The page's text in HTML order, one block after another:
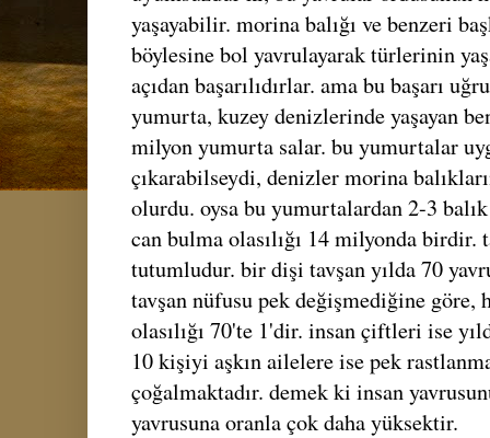
yaşayabilir. morina balığı ve benzeri
böylesine bol yavrulayarak türlerinin
açıdan başarılıdırlar. ama bu başarı
yumurta, kuzey denizlerinde yaşayan
milyon yumurta salar. bu yumurtalar
çıkarabilseydi, denizler morina
olurdu. oysa bu yumurtalardan 2-3
can bulma olasılığı 14 milyonda birdir.
tutumludur. bir dişi tavşan yılda 70
tavşan nüfusu pek değişmediğine göre,
olasılığı 70'te 1'dir. insan çiftleri ise
10 kişiyi aşkın ailelere ise pek
çoğalmaktadır. demek ki insan
yavrusuna oranla çok daha yüksektir.